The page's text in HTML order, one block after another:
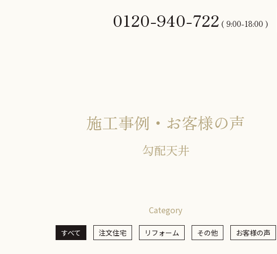
0120-940-722 ( 9:00-18:00 )
施工事例・お客様の声
勾配天井
Category
すべて 注文住宅 リフォーム その他 お客様の声